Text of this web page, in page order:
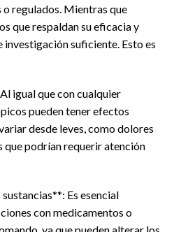
regulados. Mientras que
que respaldan su eficacia y
investigación suficiente. Esto es
igual que con cualquier
pueden tener efectos
desde leves, como dolores
que podrían requerir atención
Es esencial
con medicamentos o